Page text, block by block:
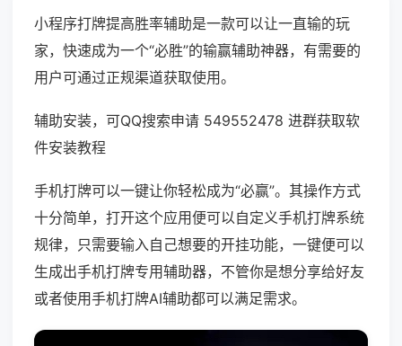
小程序打牌提高胜率辅助是一款可以让一直输的玩
家，快速成为一个“必胜”的输赢辅助神器，有需要的
用户可通过正规渠道获取使用。
辅助安装，可QQ搜索申请 549552478 进群获取软
件安装教程
手机打牌可以一键让你轻松成为“必赢”。其操作方式
十分简单，打开这个应用便可以自定义手机打牌系统
规律，只需要输入自己想要的开挂功能，一键便可以
生成出手机打牌专用辅助器，不管你是想分享给好友
或者使用手机打牌AI辅助都可以满足需求。